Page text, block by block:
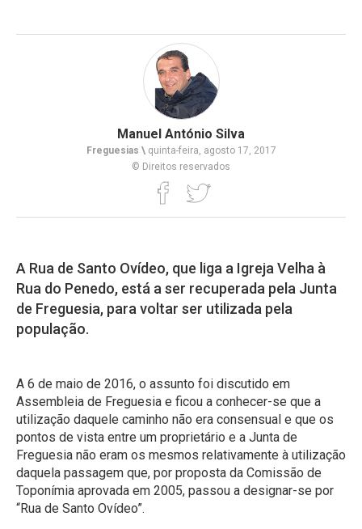
Manuel António Silva
Freguesias \quinta-feira, agosto 17, 2017
© Direitos reservados
A Rua de Santo Ovídeo, que liga a Igreja Velha à
Rua do Penedo, está a ser recuperada pela Junta
de Freguesia, para voltar ser utilizada pela
população.
A 6 de maio de 2016, o assunto foi discutido em
Assembleia de Freguesia e ficou a conhecer-se que a
utilização daquele caminho não era consensual e que os
pontos de vista entre um proprietário e a Junta de
Freguesia não eram os mesmos relativamente à utilização
daquela passagem que, por proposta da Comissão de
Toponímia aprovada em 2005, passou a designar-se por
“Rua de Santo Ovídeo”.